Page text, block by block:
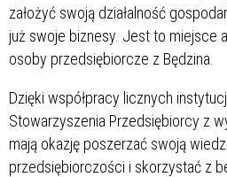
założyć swoją działalność
już swoje biznesy. Jest to miejsce
osoby przedsiębiorcze z Będzina.
Dzięki współpracy licznych
Stowarzyszenia Przedsiębiorcy z
mają okazję poszerzać swoją
przedsiębiorczości i skorzystać z